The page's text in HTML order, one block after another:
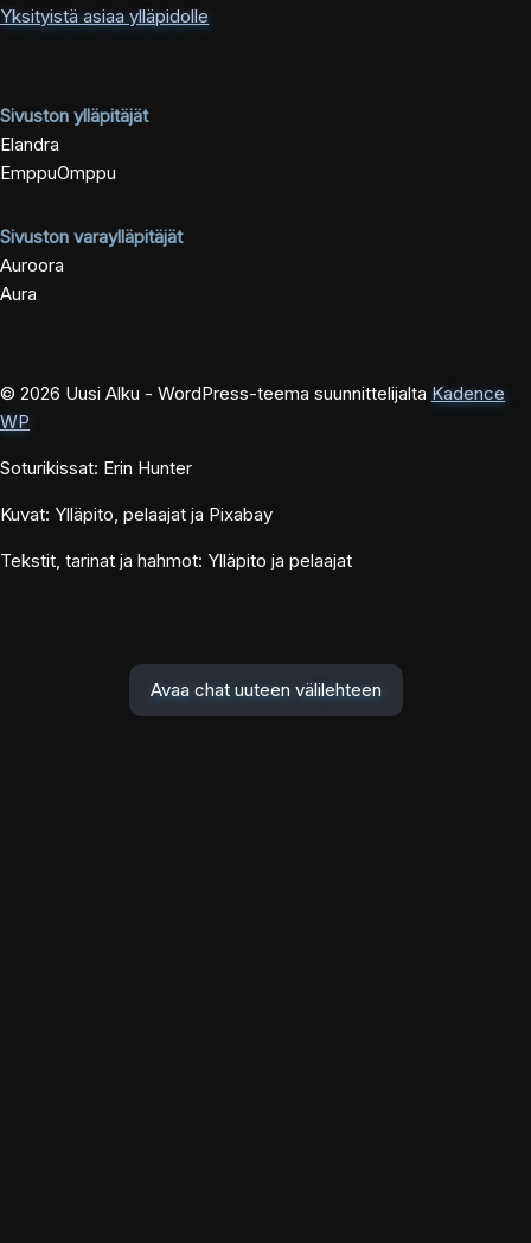
Yksityistä asiaa ylläpidolle
Sivuston ylläpitäjät
Elandra
EmppuOmppu
Sivuston varaylläpitäjät
Auroora
Aura
© 2026 Uusi Alku - WordPress-teema suunnittelijalta Kadence
WP
Soturikissat: Erin Hunter
Kuvat: Ylläpito, pelaajat ja Pixabay
Tekstit, tarinat ja hahmot: Ylläpito ja pelaajat
Avaa chat uuteen välilehteen